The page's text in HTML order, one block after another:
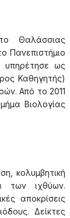
Θαλάσσιας
Πανεπιστήμιο
υπηρέτησε ως
Καθηγητής)
Από το 2011
Βιολογίας
κολυμβητική
των ιχθύων.
αποκρίσεις
Δείκτες